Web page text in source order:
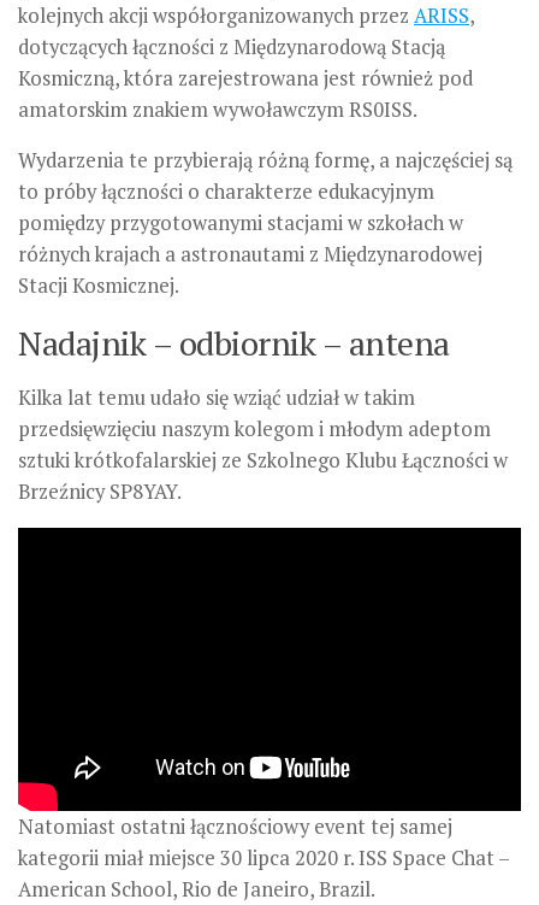
kolejnych akcji współorganizowanych przez ARISS,
dotyczących łączności z Międzynarodową Stacją
Kosmiczną, która zarejestrowana jest również pod
amatorskim znakiem wywoławczym RS0ISS.
Wydarzenia te przybierają różną formę, a najczęściej są
to próby łączności o charakterze edukacyjnym
pomiędzy przygotowanymi stacjami w szkołach w
różnych krajach a astronautami z Międzynarodowej
Stacji Kosmicznej.
Nadajnik – odbiornik – antena
Kilka lat temu udało się wziąć udział w takim
przedsięwzięciu naszym kolegom i młodym adeptom
sztuki krótkofalarskiej ze Szkolnego Klubu Łączności w
Brzeźnicy SP8YAY.
Natomiast ostatni łącznościowy event tej samej
kategorii miał miejsce 30 lipca 2020 r. ISS Space Chat –
American School, Rio de Janeiro, Brazil.